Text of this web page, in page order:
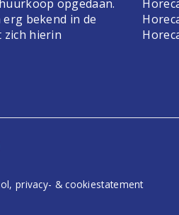
opgedaan.
bekend in de
zich hierin
, privacy- & cookiestatement